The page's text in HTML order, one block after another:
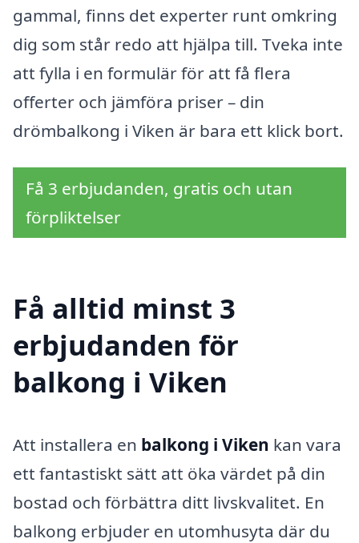
gammal, finns det experter runt omkring
dig som står redo att hjälpa till. Tveka inte
att fylla i en formulär för att få flera
offerter och jämföra priser – din
drömbalkong i Viken är bara ett klick bort.
Få 3 erbjudanden, gratis och utan
förpliktelser
Få alltid minst 3
erbjudanden för
balkong i Viken
Att installera en balkong i Viken kan vara
ett fantastiskt sätt att öka värdet på din
bostad och förbättra ditt livskvalitet. En
balkong erbjuder en utomhusyta där du